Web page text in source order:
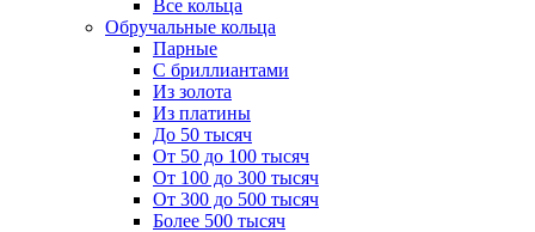
Все кольца
Обручальные кольца
Парные
С бриллиантами
Из золота
Из платины
До 50 тысяч
От 50 до 100 тысяч
От 100 до 300 тысяч
От 300 до 500 тысяч
Более 500 тысяч